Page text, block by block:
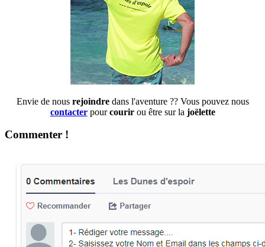
Envie de nous rejoindre dans l'aventure ?? Vous pouvez nous
contacterpourcourir ou être sur la joëlette
Commenter !